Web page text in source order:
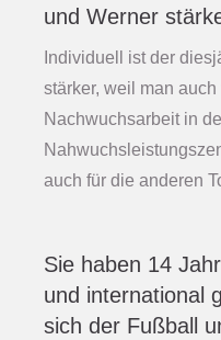
und Werner
Individuell ist der
stärker, weil man
Nachwuchsarbeit in
auch für die anderen
Sie haben 14
und international
sich der Fußball